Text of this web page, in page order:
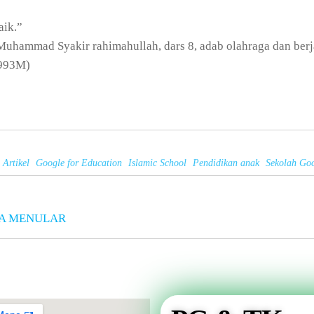
Syakir rahimahullah, dars 8, adab olahraga dan
Artikel Google for Education Islamic School Pendidikan anak Sekolah
MENULAR